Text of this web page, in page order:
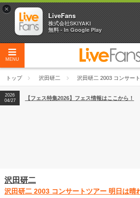
MENU
トップ 沢田研二 沢田研二 2003 コンサー
2026
04/27
2026
【ライブ動員ランキング】2026年上半期編発表
2026
04/27
【フェス特集2026】フェス情報はここから！
沢田研二
沢田研二 2003 コンサートツアー 明日は晴
×
LiveFans
株式会社SKIYAKI
無料 - In Google Play